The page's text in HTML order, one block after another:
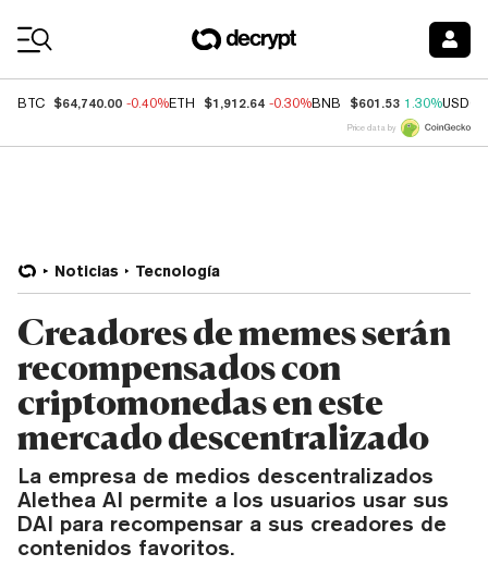
BTC $64,740.00 -0.40%ETH $1,912.64 -0.30%BNB $601.53 1.30%USDC
Price data by
Noticias Tecnología
Creadores de memes serán
recompensados con
criptomonedas en este
mercado descentralizado
La empresa de medios descentralizados
Alethea AI permite a los usuarios usar sus
DAI para recompensar a sus creadores de
contenidos favoritos.